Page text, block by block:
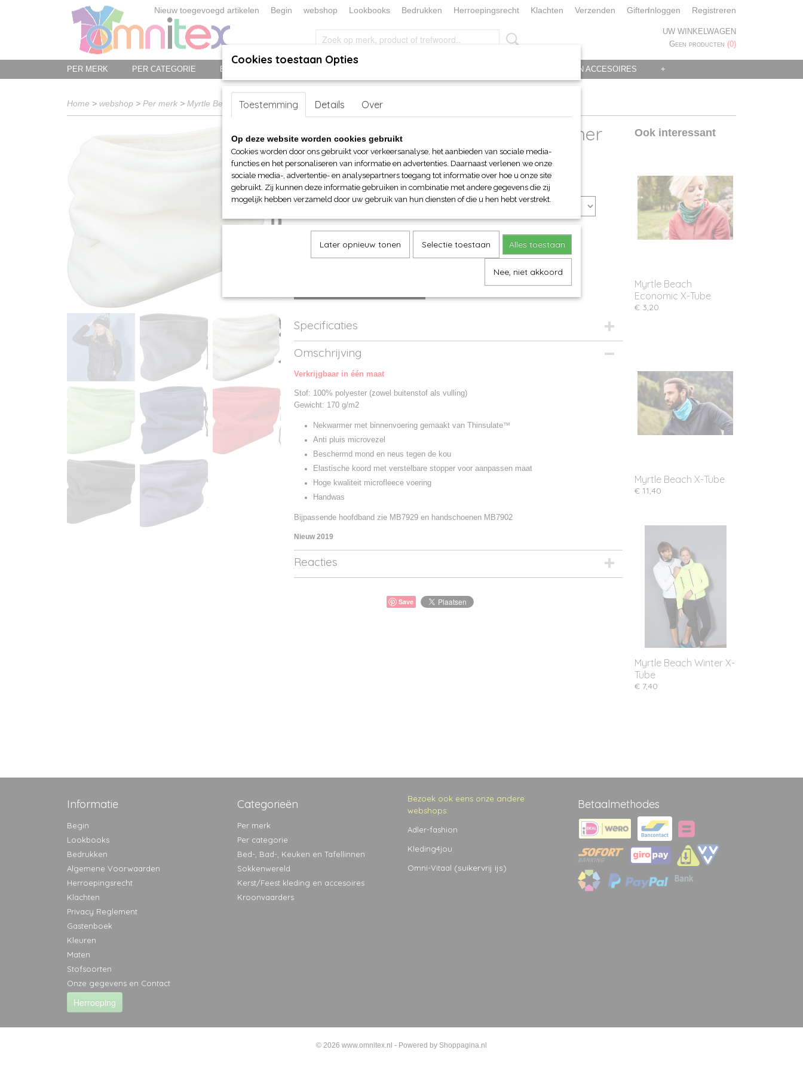
Nieuw toegevoegd artikelen Begin webshop Lookbooks Bedrukken Herroepingsrecht Klachten Verzenden GiftenInloggen Registreren
UW WINKELWAGEN
Geen producten (0)
PER MERK PER CATEGORIE BED-, BAD-, KEUKEN EN TAFELLINNEN KERST/FEEST KLEDING EN ACCESOIRES +
Home > webshop > Per merk > Myrtle Beach hoofd-handen> Nekwarmers > Myrtle Beach Thinsulate™ nekwarmer
Myrtle Beach Thinsulate™ nekwarmer
€ 18,80 (inclusief btw 21%)
Maat Kleuren
Specificaties
Productcode
Productcode leverancier
Omschrijving
Verkrijgbaar in één maat
Stof: 100% polyester (zowel buitenstof als vulling)
Gewicht: 170 g/m2
Nekwarmer met binnenvoering gemaakt van Thinsulate™
Anti pluis microvezel
Beschermd mond en neus tegen de kou
Elastische koord met verstelbare stopper voor aanpassen maat
Hoge kwaliteit microfleece voering
Handwas
Bijpassende hoofdband zie MB7929 en handschoenen MB7902
Nieuw 2019
Reacties
Save
Ook interessant
Myrtle Beach
Economic X-Tube
€ 3,20
Myrtle Beach X-Tube
€ 11,40
Myrtle Beach Winter X-
Tube
€ 7,40
Informatie
Begin
Lookbooks
Bedrukken
Algemene Voorwaarden
Herroepingsrecht
Klachten
Privacy Reglement
Gastenboek
Kleuren
Maten
Stofsoorten
Onze gegevens en Contact
Herroeping
Categorieën
Per merk
Per categorie
Bed-, Bad-, Keuken en Tafellinnen
Sokkenwereld
Kerst/Feest kleding en accesoires
Kroonvaarders
Bezoek ook eens onze andere
webshops:
Adler-fashion
Kleding4jou
Omni-Vitaal (suikervrij ijs)
Betaalmethodes
© 2026 www.omnitex.nl - Powered by Shoppagina.nl
Cookies toestaan Opties
Toestemming Details Over
Op deze website worden cookies gebruikt
Cookies worden door ons gebruikt voor verkeersanalyse, het aanbieden van sociale media-
functies en het personaliseren van informatie en advertenties. Daarnaast verlenen we onze
sociale media-, advertentie- en analysepartners toegang tot informatie over hoe u onze site
gebruikt. Zij kunnen deze informatie gebruiken in combinatie met andere gegevens die zij
mogelijk hebben verzameld door uw gebruik van hun diensten of die u hen hebt verstrekt.
Later opnieuw tonen Selectie toestaan Alles toestaan
Nee, niet akkoord